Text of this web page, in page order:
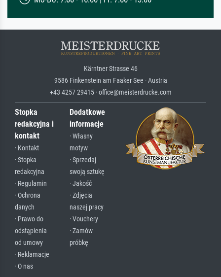
Kärntner Strasse 46
9586 Finkenstein am Faaker See · Austria
+43 4257 29415 · office@meisterdrucke.com
Stopka
redakcyjna i
kontakt
· Kontakt
· Stopka
redakcyjna
· Regulamin
· Ochrona
danych
· Prawo do
odstąpienia
od umowy
· Reklamacje
· O nas
Dodatkowe
informacje
· Własny
motyw
· Sprzedaj
swoją sztukę
· Jakość
· Zdjęcia
naszej pracy
· Vouchery
· Zamów
próbkę